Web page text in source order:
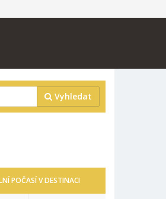
Vyhledat
POČASÍ V DESTINACI